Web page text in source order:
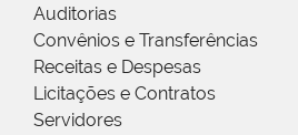
Auditorias
Convênios e Transferências
Receitas e Despesas
Licitações e Contratos
Servidores